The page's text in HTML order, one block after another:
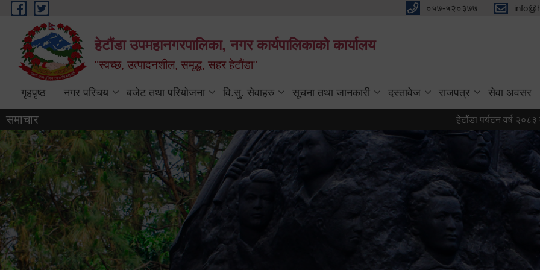
Skip to main content ०५७-५२०३७७
हेटौंडा उपमहानगरपालिका, नगर कार्यपालिकाको कार्यालय
"स्वच्छ, उत्पादनशील, समृद्ध, सहर हेटौंडा"
गृहपृष्ठ नगर परिचय बजेट तथा परियोजना वि.सु. सेवाहरु सूचना तथा जानकारी दस्तावेज राजपत्र सेवा अवसर
समाचार हेटौंडा पर्यटन वर्ष २०८३ को